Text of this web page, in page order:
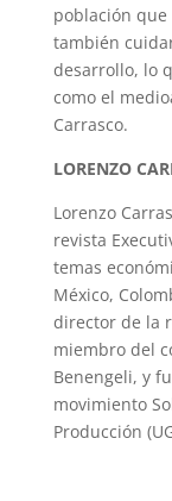
población
también
desarrollo, lo
como el
Carrasco.
LORENZO
Lorenzo
revista
temas
México,
director de la
miembro del
Benengeli, y
movimiento
Producción